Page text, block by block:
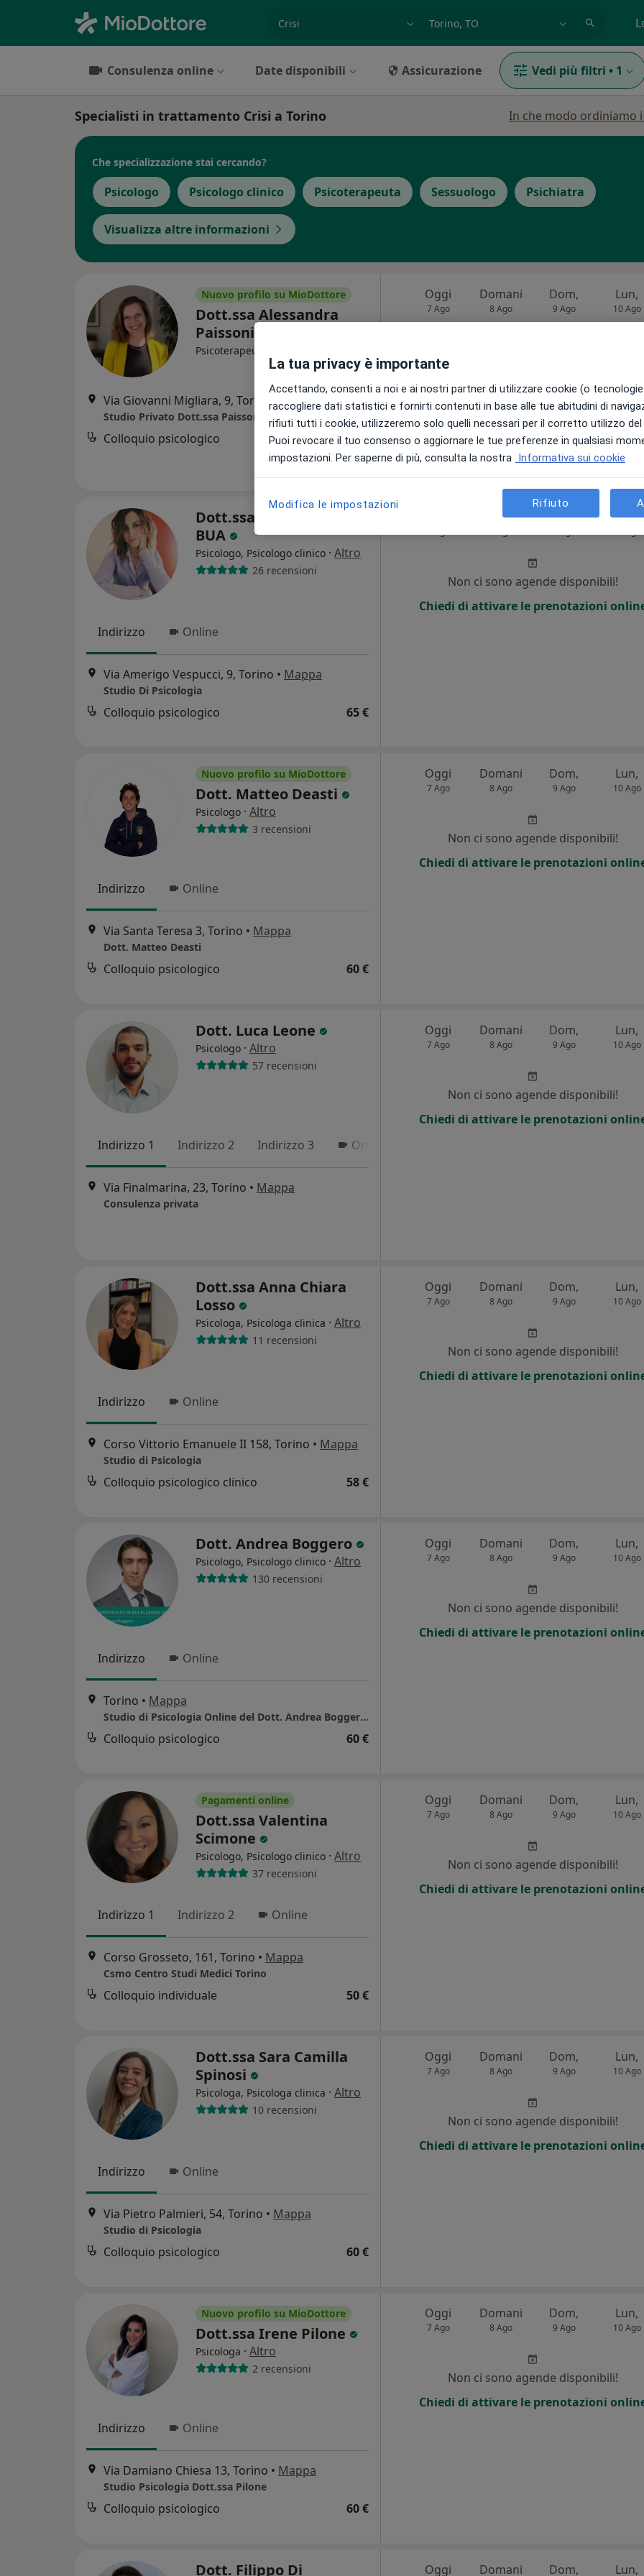
Consulenza online Date disponibili Assicurazione Vedi più filtri • 1
Specialisti in trattamento Crisi a Torino In che modo ordiniamo
Che specializzazione stai cercando?
Psicologo Psicologo clinico Psicoterapeuta Sessuologo Psichiatra
Visualizza altre informazioni
Nuovo profilo su MioDottore
Dott.ssa Alessandra
Paissoni
Psicoterapeuta, Psicologa
Via Giovanni Migliara, 9, Torino• Mappa
Studio Privato Dott.ssa Paissoni Alessandra
Colloquio psicologico 50 €
Oggi
7 Ago
Domani
8 Ago
Dom,
9 Ago
Lun,
10 Ago
Non ci sono agende disponibili!
Chiedi di attivare le prenotazioni online
Dott.ssa ELEONORA
BUA
Psicologo, Psicologo clinico · Altro
26 recensioni
Indirizzo Online
Via Amerigo Vespucci, 9, Torino • Mappa
Studio Di Psicologia
Colloquio psicologico 65 €
Domani Dom, Lun,
Non ci sono agende disponibili!
Chiedi di attivare le prenotazioni
Nuovo profilo su MioDottore
Dott. Matteo Deasti
Psicologo · Altro
3 recensioni
Indirizzo Online
Via Santa Teresa 3, Torino • Mappa
Dott. Matteo Deasti
Colloquio psicologico 60 €
Oggi
7 Ago
Domani
8 Ago
Dom,
9 Ago
Lun,
10 Ago
Non ci sono agende disponibili!
Chiedi di attivare le prenotazioni
Dott. Luca Leone
Psicologo · Altro
57 recensioni
Indirizzo 1 Indirizzo 2 Indirizzo 3 Online
Via Finalmarina, 23, Torino • Mappa
Consulenza privata
Oggi
7 Ago
Domani
8 Ago
Dom,
9 Ago
Lun,
10 Ago
Non ci sono agende disponibili!
Chiedi di attivare le prenotazioni
Dott.ssa Anna Chiara
Losso
Psicologa, Psicologa clinica · Altro
11 recensioni
Indirizzo Online
Corso Vittorio Emanuele II 158, Torino • Mappa
Studio di Psicologia
Colloquio psicologico clinico 58 €
Oggi
7 Ago
Domani
8 Ago
Dom,
9 Ago
Lun,
10 Ago
Non ci sono agende disponibili!
Chiedi di attivare le prenotazioni
Dott. Andrea Boggero
Psicologo, Psicologo clinico · Altro
130 recensioni
Indirizzo Online
Torino • Mappa
Studio di Psicologia Online del Dott. Andrea Boggero a Torino
Colloquio psicologico 60 €
Oggi
7 Ago
Domani
8 Ago
Dom,
9 Ago
Lun,
10 Ago
Non ci sono agende disponibili!
Chiedi di attivare le prenotazioni
Pagamenti online
Dott.ssa Valentina
Scimone
Psicologo, Psicologo clinico · Altro
37 recensioni
Indirizzo 1 Indirizzo 2 Online
Corso Grosseto, 161, Torino • Mappa
Csmo Centro Studi Medici Torino
Colloquio individuale 50 €
Oggi
7 Ago
Domani
8 Ago
Dom,
9 Ago
Lun,
10 Ago
Non ci sono agende disponibili!
Chiedi di attivare le prenotazioni
Dott.ssa Sara Camilla
Spinosi
Psicologa, Psicologa clinica · Altro
10 recensioni
Indirizzo Online
Via Pietro Palmieri, 54, Torino • Mappa
Studio di Psicologia
Colloquio psicologico 60 €
Oggi
7 Ago
Domani
8 Ago
Dom,
9 Ago
Lun,
10 Ago
Non ci sono agende disponibili!
Chiedi di attivare le prenotazioni
Nuovo profilo su MioDottore
Dott.ssa Irene Pilone
Psicologa · Altro
2 recensioni
Indirizzo Online
Via Damiano Chiesa 13, Torino • Mappa
Studio Psicologia Dott.ssa Pilone
Colloquio psicologico 60 €
Oggi
7 Ago
Domani
8 Ago
Dom,
9 Ago
Lun,
10 Ago
Non ci sono agende disponibili!
Chiedi di attivare le prenotazioni
Dott. Filippo Di Oggi Domani Dom, Lun,
La tua privacy è importante
Accettando, consenti a noi e ai nostri partner di utilizzare cookie (o
raccogliere dati statistici e fornirti contenuti in base alle tue abitudini di
rifiuti tutti i cookie, utilizzeremo solo quelli necessari per il corretto utilizzo
Puoi revocare il tuo consenso o aggiornare le tue preferenze in qualsiasi
impostazioni. Per saperne di più, consulta la nostra Informativa sui cookie
Modifica le impostazioni Rifiuto